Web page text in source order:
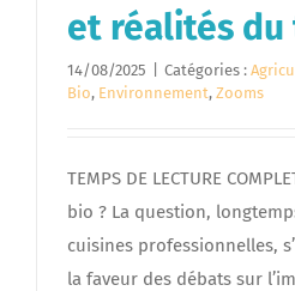
et réalités
14/08/2025 Catégories :
Bio, Environnement, Zooms
TEMPS DE LECTURE
bio ? La question,
cuisines professionnelles,
la faveur des débats sur